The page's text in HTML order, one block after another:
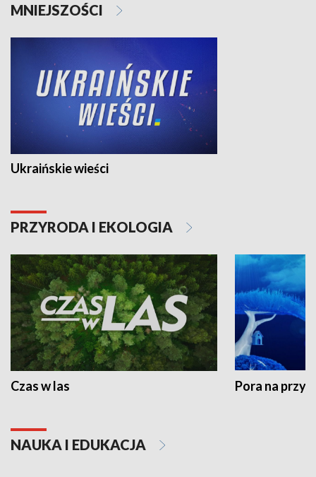
MNIEJSZOŚCI
Ukraińskie wieści
PRZYRODA I EKOLOGIA
Czas w las Pora na
NAUKA I EDUKACJA